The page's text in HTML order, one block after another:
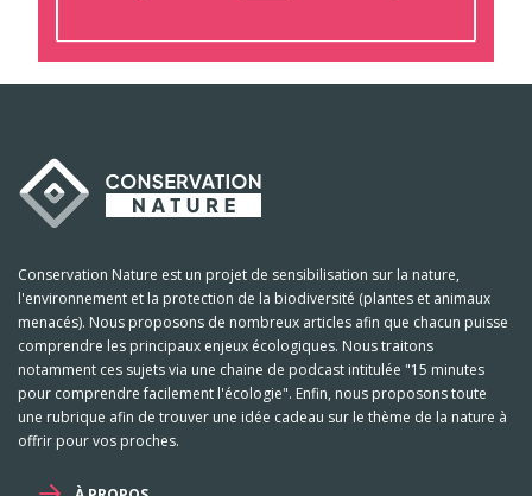
Conservation Nature est un projet de sensibilisation sur la nature,
l'environnement et la protection de la biodiversité (plantes et animaux
menacés). Nous proposons de nombreux articles afin que chacun puisse
comprendre les principaux enjeux écologiques. Nous traitons
notamment ces sujets via une chaine de podcast intitulée "15 minutes
pour comprendre facilement l'écologie". Enfin, nous proposons toute
une rubrique afin de trouver une idée cadeau sur le thème de la nature à
offrir pour vos proches.